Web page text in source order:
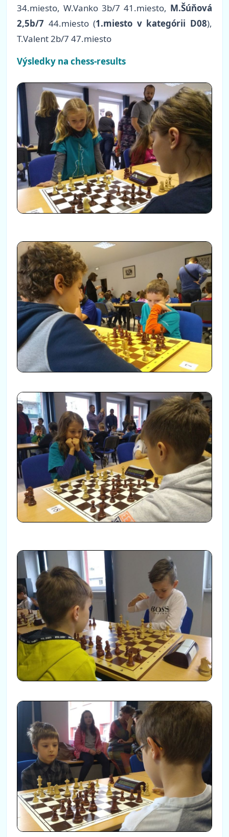
34.miesto, W.Vanko 3b/7 41.miesto, M.Šúňová
2,5b/7 44.miesto (1.miesto v kategórii D08),
T.Valent 2b/7 47.miesto
Výsledky na chess-results